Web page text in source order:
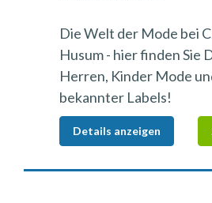
Die Welt der Mode bei
Husum - hier finden Sie
Herren, Kinder Mode
bekannter Labels!
Details anzeigen